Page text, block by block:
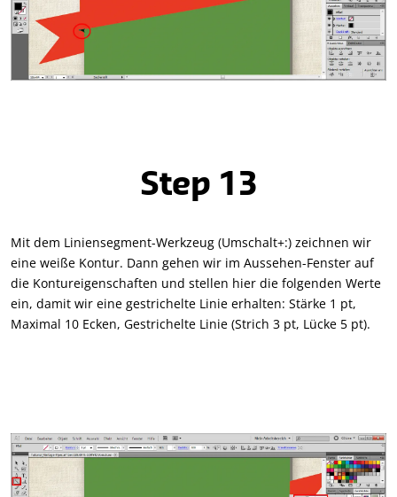
Step 13
Mit dem Liniensegment-Werkzeug (Umschalt+:) zeichnen wir
eine weiße Kontur. Dann gehen wir im Aussehen-Fenster auf
die Kontureigenschaften und stellen hier die folgenden Werte
ein, damit wir eine gestrichelte Linie erhalten: Stärke 1 pt,
Maximal 10 Ecken, Gestrichelte Linie (Strich 3 pt, Lücke 5 pt).